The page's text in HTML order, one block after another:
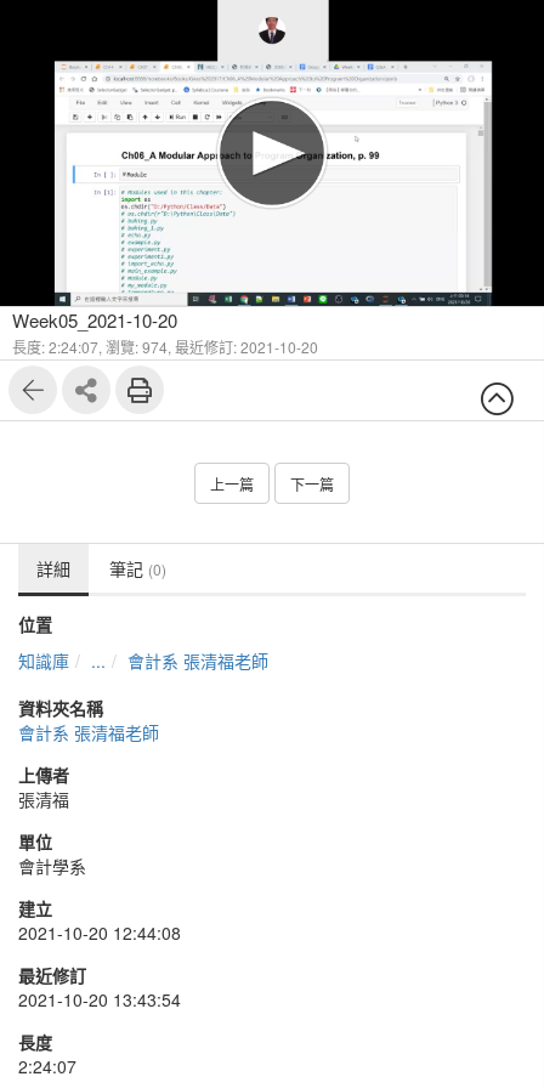
Week05_2021-10-20
長度: 2:24:07, 瀏覽: 974, 最近修訂: 2021-10-20
上一篇 下一篇
詳細 筆記 (0)
位置
知識庫
...
會計系 張清福老師
資料夾名稱
會計系 張清福老師
上傳者
張清福
單位
會計學系
建立
2021-10-20 12:44:08
最近修訂
2021-10-20 13:43:54
長度
2:24:07